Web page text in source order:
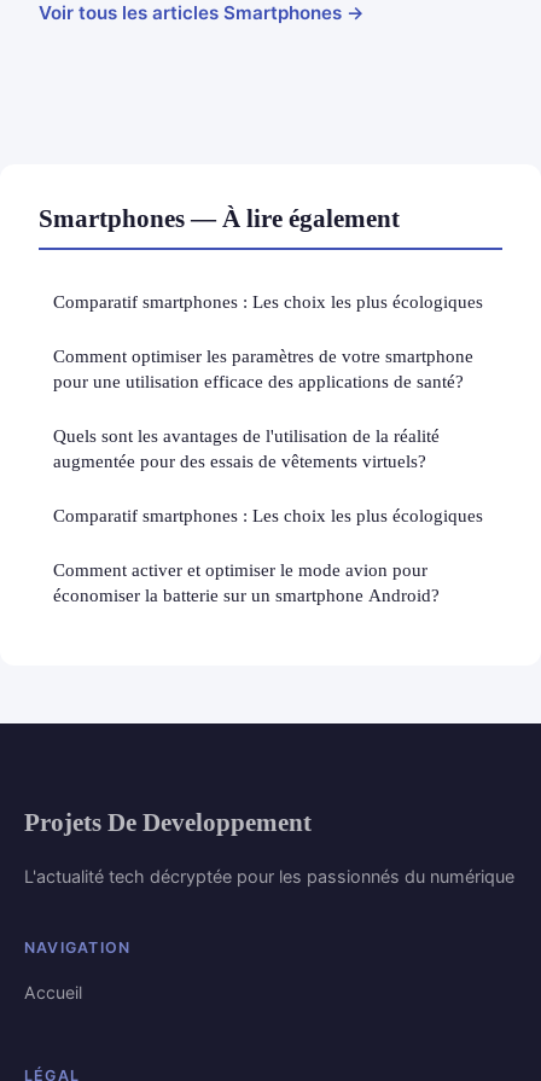
Voir tous les articles Smartphones →
Smartphones — À lire également
Comparatif smartphones : Les choix les plus écologiques
Comment optimiser les paramètres de votre smartphone
pour une utilisation efficace des applications de santé?
Quels sont les avantages de l'utilisation de la réalité
augmentée pour des essais de vêtements virtuels?
Comparatif smartphones : Les choix les plus écologiques
Comment activer et optimiser le mode avion pour
économiser la batterie sur un smartphone Android?
Projets De Developpement
L'actualité tech décryptée pour les passionnés du numérique
NAVIGATION
Accueil
LÉGAL